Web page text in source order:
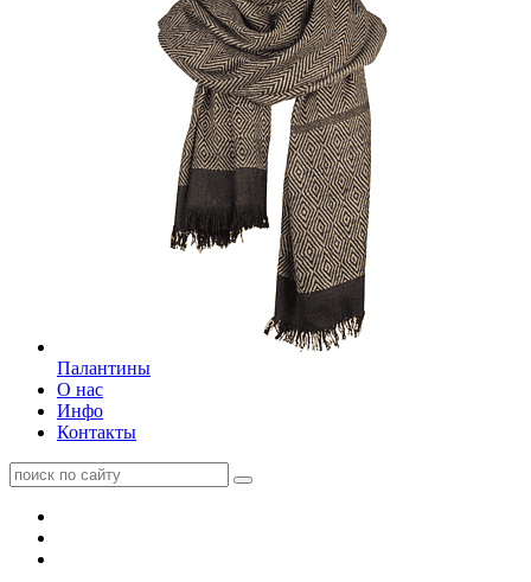
Палантины
О нас
Инфо
Контакты